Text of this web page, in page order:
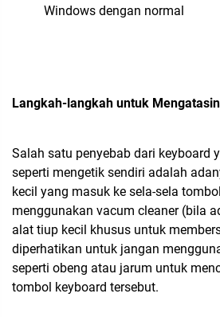
Windows dengan normal
Langkah-langkah untuk
Salah satu penyebab dari keyboard
seperti mengetik sendiri adalah
kecil yang masuk ke sela-sela
menggunakan vacum cleaner (bila
alat tiup kecil khusus untuk
diperhatikan untuk jangan
seperti obeng atau jarum untuk
tombol keyboard tersebut.